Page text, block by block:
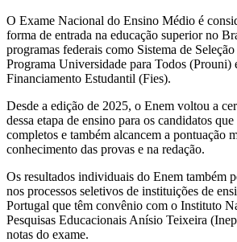
O Exame Nacional do Ensino Médio é
forma de entrada na educação superior no
programas federais como Sistema de
Programa Universidade para Todos (Prouni)
Financiamento Estudantil (Fies).
Desde a edição de 2025, o Enem voltou a
dessa etapa de ensino para os candidatos
completos e também alcancem a pontuação
conhecimento das provas e na redação.
Os resultados individuais do Enem também
nos processos seletivos de instituições de
Portugal que têm convênio com o Instituto
Pesquisas Educacionais Anísio Teixeira
notas do exame.